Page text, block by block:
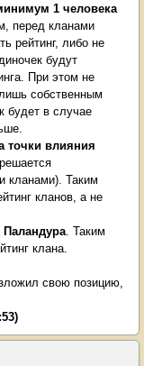
1 человека
перед кланами
рейтинг, либо не
будут
При этом не
собственным
будет в случае
точки влияния
кланами). Таким
кланов, а не
Паландура . Таким
клана.
свою позицию,